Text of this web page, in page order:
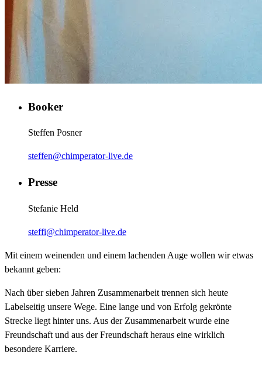
Booker
Steffen Posner
steffen@chimperator-live.de
Presse
Stefanie Held
steffi@chimperator-live.de
Mit einem weinenden und einem lachenden Auge wollen wir etwas
bekannt geben:
Nach über sieben Jahren Zusammenarbeit trennen sich heute
Labelseitig unsere Wege. Eine lange und von Erfolg gekrönte
Strecke liegt hinter uns. Aus der Zusammenarbeit wurde eine
Freundschaft und aus der Freundschaft heraus eine wirklich
besondere Karriere.